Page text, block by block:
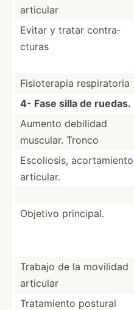
articular
Evitar y tratar contra­
cturas
Fisiot­erapia respir­atoria
4- Fase silla de ruedas.
Aumento debilidad
muscular. Tronco
Escoli­osis,
articular.
Objetivo principal.
Trabajo de la movilidad
articular
Tratam­iento postural